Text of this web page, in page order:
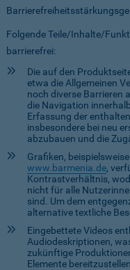
Folgende Teile/Inhalte/
barrierefrei:
Die auf den
etwa die Allgemeinen
noch diverse Barrieren
die Navigation
Erfassung der
insbesondere bei neu
abzubauen und die
Grafiken,
www.barmenia.de,
Kontrastverhältnis,
nicht für alle
sind. Um dem
alternative textliche
Eingebettete Videos
Audiodeskriptionen,
zukünftige
Elemente